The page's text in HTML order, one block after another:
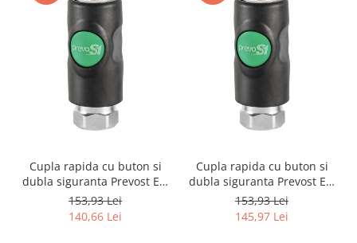
Cupla rapida cu buton si
dubla siguranta Prevost ESI
071101, cu buton și dublă
siguranță, filet interior 1/4"
și profil european 7,4 mm.
153,93 Lei
140,66 Lei
Cupla rapida cu buton si
dubla siguranta Prevost ESI
071102, filet interior 3/8"
153,93 Lei
145,97 Lei